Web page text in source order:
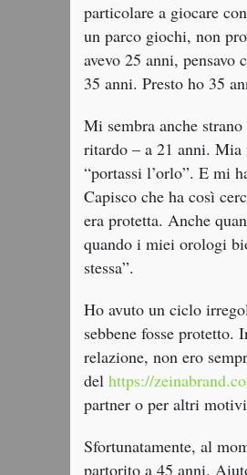
particolare a giocare
un parco giochi, non
avevo 25 anni, pensavo
35 anni. Presto ho 35
Mi sembra anche
ritardo – a 21 anni. Mia
“portassi l’orlo”. E mi
Capisco che ha così
era protetta. Anche
quando i miei orologi
stessa”.
Ho avuto un ciclo
sebbene fosse
relazione, non ero
del https://
partner o per altri
Sfortunatamente, al
partorito a 45 anni.